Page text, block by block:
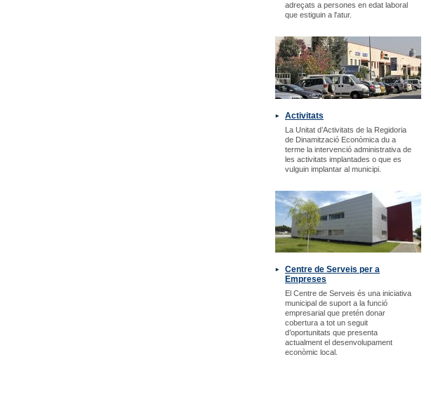
adreçats a persones en edat laboral
que estiguin a l'atur.
Activitats
La Unitat d’Activitats de la Regidoria
de Dinamització Econòmica du a
terme la intervenció administrativa de
les activitats implantades o que es
vulguin implantar al municipi.
Centre de Serveis per a
Empreses
El Centre de Serveis és una iniciativa
municipal de suport a la funció
empresarial que pretén donar
cobertura a tot un seguit
d’oportunitats que presenta
actualment el desenvolupament
econòmic local.